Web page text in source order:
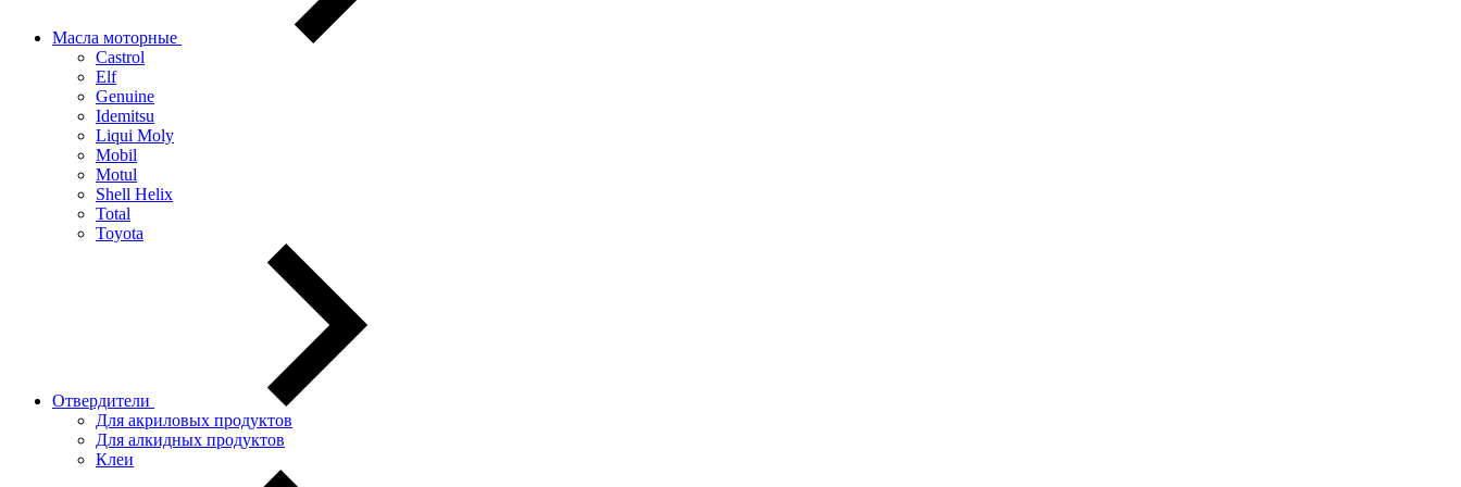
Масла моторные
Castrol
Elf
Genuine
Idemitsu
Liqui Moly
Mobil
Motul
Shell Helix
Total
Toyota
Отвердители
Для акриловых продуктов
Для алкидных продуктов
Клеи